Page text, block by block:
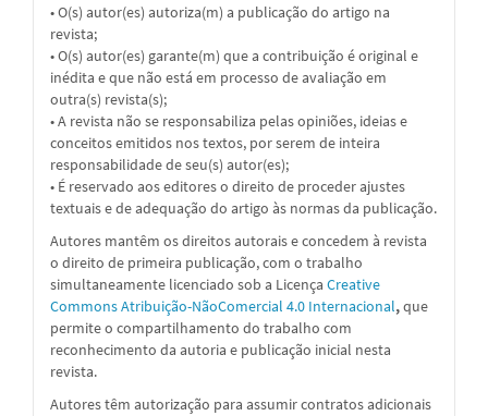
• O(s) autor(es) autoriza(m) a publicação do artigo na
revista;
• O(s) autor(es) garante(m) que a contribuição é original e
inédita e que não está em processo de avaliação em
outra(s) revista(s);
• A revista não se responsabiliza pelas opiniões, ideias e
conceitos emitidos nos textos, por serem de inteira
responsabilidade de seu(s) autor(es);
• É reservado aos editores o direito de proceder ajustes
textuais e de adequação do artigo às normas da publicação.
Autores mantêm os direitos autorais e concedem à revista
o direito de primeira publicação, com o trabalho
simultaneamente licenciado sob a Licença Creative
Commons Atribuição-NãoComercial 4.0 Internacional,que
permite o compartilhamento do trabalho com
reconhecimento da autoria e publicação inicial nesta
revista.
Autores têm autorização para assumir contratos adicionais